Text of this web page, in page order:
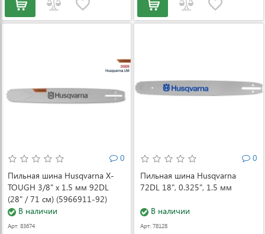
0
Пильная шина Husqvarna X-
TOUGH 3/8" x 1.5 мм 92DL
(28" / 71 см) (5966911-92)
В наличии
Арт: 83674
0
Пильная шина Husqvarna
72DL 18", 0.325", 1.5 мм
В наличии
Арт: 78128